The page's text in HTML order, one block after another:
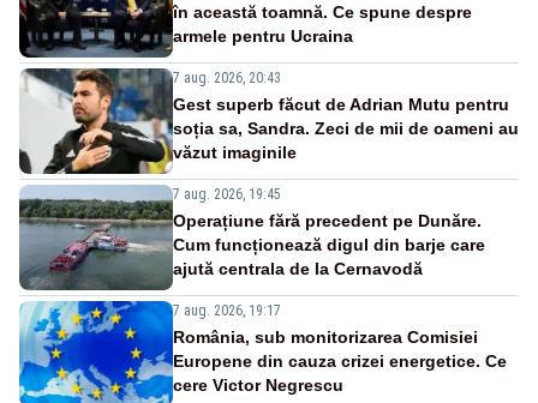
în această toamnă. Ce spune despre
armele pentru Ucraina
7 aug. 2026, 20:43
Gest superb făcut de Adrian Mutu pentru
soția sa, Sandra. Zeci de mii de oameni au
văzut imaginile
7 aug. 2026, 19:45
Operațiune fără precedent pe Dunăre.
Cum funcționează digul din barje care
ajută centrala de la Cernavodă
7 aug. 2026, 19:17
România, sub monitorizarea Comisiei
Europene din cauza crizei energetice. Ce
cere Victor Negrescu